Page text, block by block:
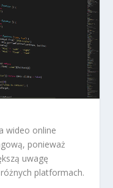
wideo online
ponieważ
uwagę
platformach.